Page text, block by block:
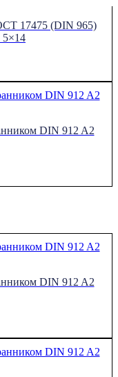
17475 (DIN 965)
DIN 912 A2
DIN 912 A2